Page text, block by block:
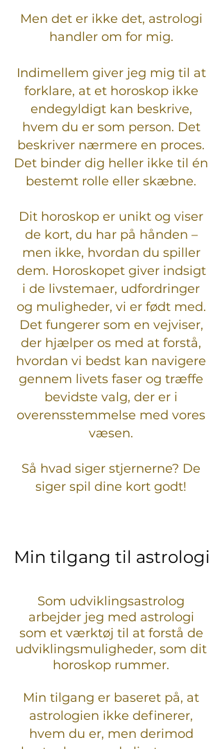
Men det er ikke det, astrologi
handler om for mig.
Indimellem giver jeg mig til at
forklare, at et horoskop ikke
endegyldigt kan beskrive,
hvem du er som person. Det
beskriver nærmere en proces.
Det binder dig heller ikke til én
bestemt rolle eller skæbne.
Dit horoskop er unikt og viser
de kort, du har på hånden –
men ikke, hvordan du spiller
dem. Horoskopet giver indsigt
i de livstemaer, udfordringer
og muligheder, vi er født med.
Det fungerer som en vejviser,
der hjælper os med at forstå,
hvordan vi bedst kan navigere
gennem livets faser og træffe
bevidste valg, der er i
overensstemmelse med vores
væsen.​
Så hvad siger stjernerne? De
siger spil dine kort godt!
Som udviklingsastrolog
arbejder jeg med astrologi
som et værktøj til at forstå de
udviklingsmuligheder, som dit
horoskop rummer.
Min tilgang er baseret på, at
astrologien ikke definerer,
hvem du er, men derimod
Min tilgang til astrologi
Min tilgang til astrologi